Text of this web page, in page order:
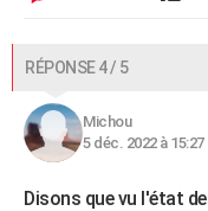
RÉPONSE 4 / 5
Michou
5 déc. 2022 à 15:27
Disons que vu l'état